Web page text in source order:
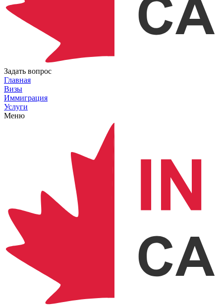
Задать вопрос
Главная
Визы
Иммиграция
Услуги
Меню